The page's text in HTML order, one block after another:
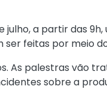
julho, a partir das
ser feitas por meio
As palestras vão
sobre a